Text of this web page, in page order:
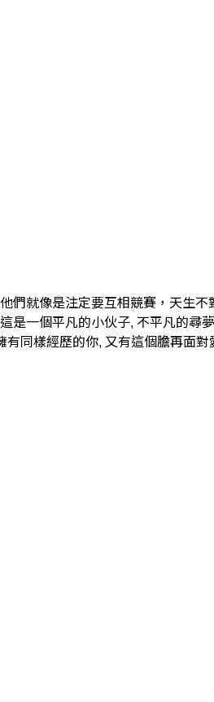
就像是注定要互相競賽，天生
一個平凡的小伙子, 不平凡的尋
同樣經歷的你, 又有這個膽再面